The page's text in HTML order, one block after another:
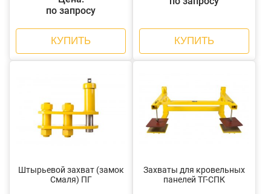
по запросу
КУПИТЬ КУПИТЬ
Штырьевой захват (замок
Смаля) ПГ
Захваты для кровельных
панелей ТГ-СПК